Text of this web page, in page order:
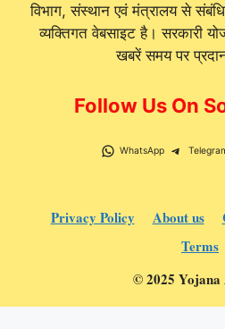
विभाग, संस्थान एवं मंत्रालय से
व्यक्तिगत वेबसाइट है। सरकारी
खबरें समय पर
Follow Us On
WhatsApp
Privacy Policy About us
Terms
© 2025